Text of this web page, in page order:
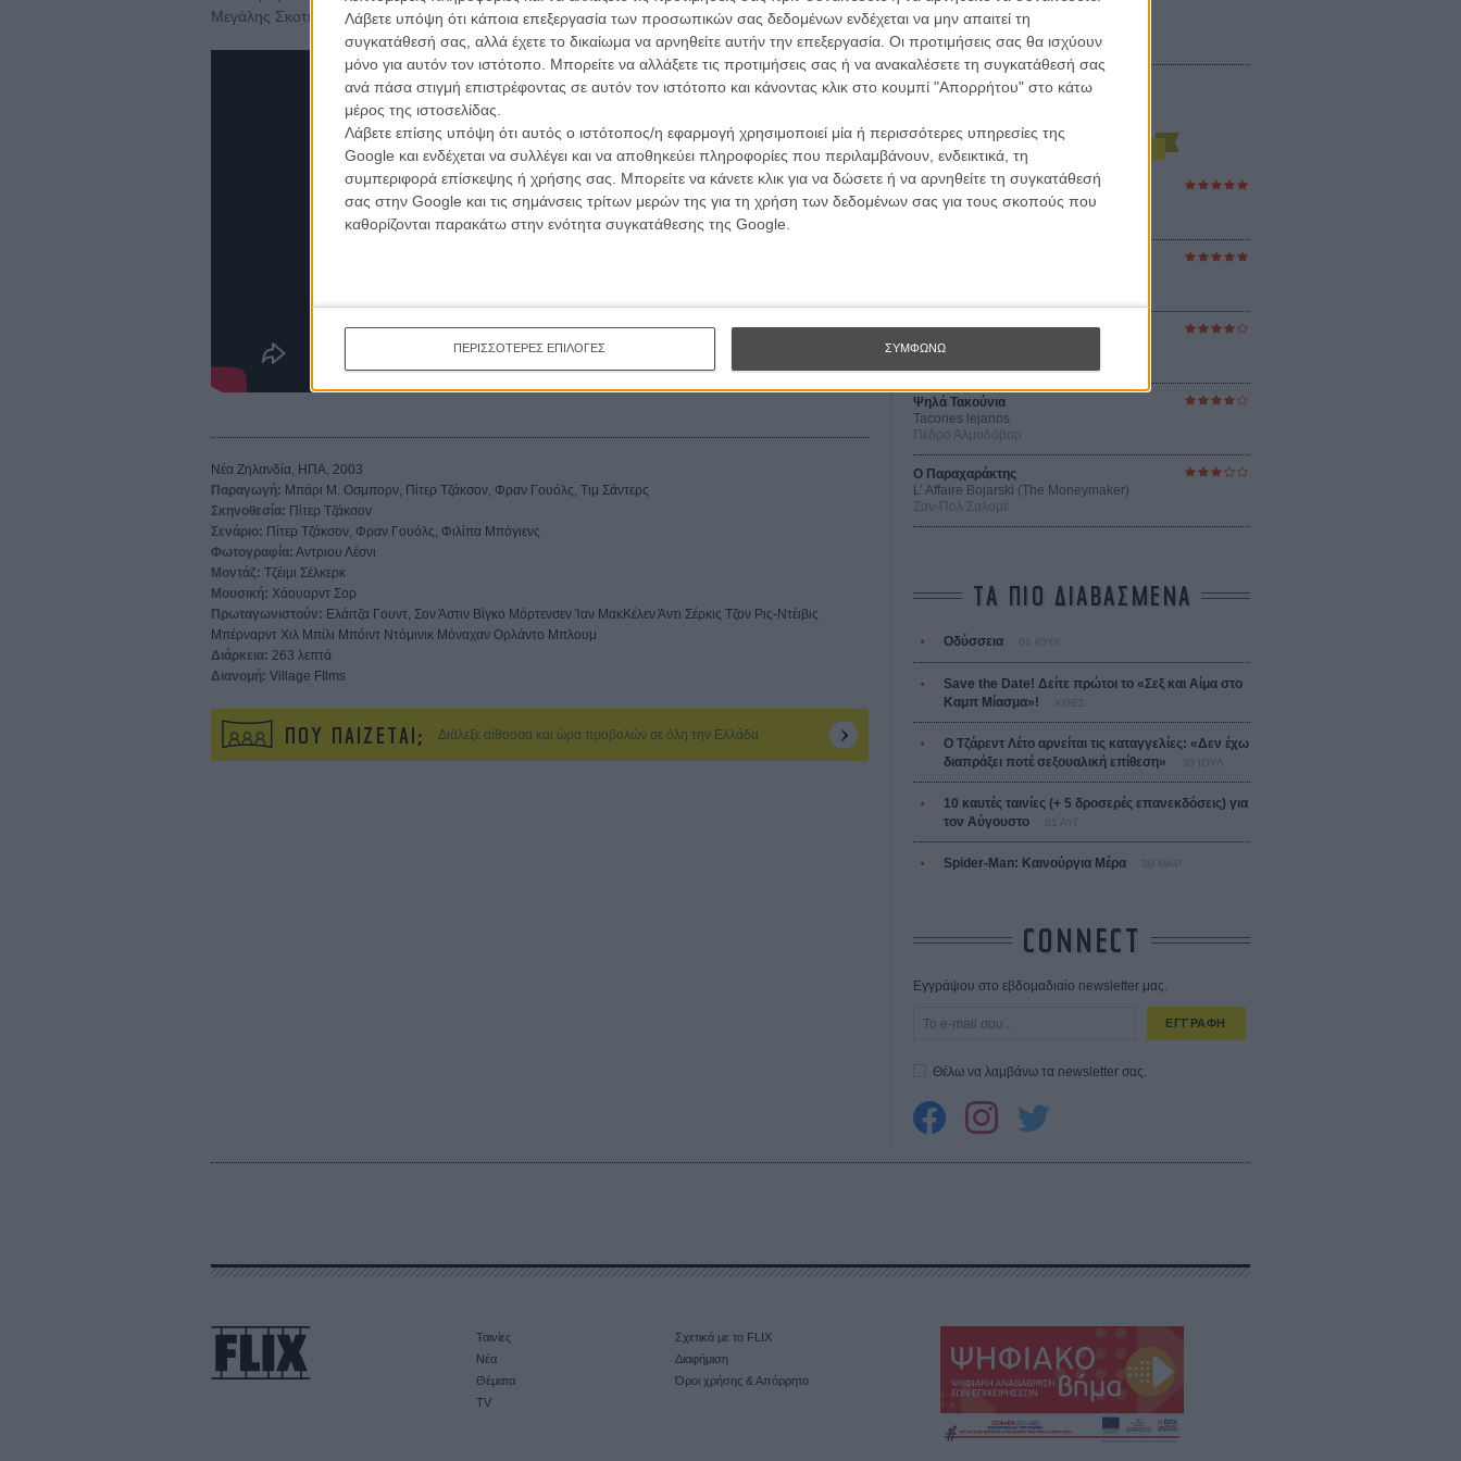
Λάβετε υπόψη ότι κάποια επεξεργασία των προσωπικών σας δεδομένων ενδέχεται να μην απαιτεί τη
συγκατάθεσή σας, αλλά έχετε το δικαίωμα να αρνηθείτε αυτήν την επεξεργασία. Οι προτιμήσεις σας θα ισχύουν
μόνο για αυτόν τον ιστότοπο. Μπορείτε να αλλάξετε τις προτιμήσεις σας ή να ανακαλέσετε τη συγκατάθεσή σας
ανά πάσα στιγμή επιστρέφοντας σε αυτόν τον ιστότοπο και κάνοντας κλικ στο κουμπί "Απορρήτου" στο κάτω
μέρος της ιστοσελίδας.
Λάβετε επίσης υπόψη ότι αυτός ο ιστότοπος/η εφαρμογή χρησιμοποιεί μία ή περισσότερες υπηρεσίες της
Google και ενδέχεται να συλλέγει και να αποθηκεύει πληροφορίες που περιλαμβάνουν, ενδεικτικά, τη
συμπεριφορά επίσκεψης ή χρήσης σας. Μπορείτε να κάνετε κλικ για να δώσετε ή να αρνηθείτε τη συγκατάθεσή
σας στην Google και τις σημάνσεις τρίτων μερών της για τη χρήση των δεδομένων σας για τους σκοπούς που
καθορίζονται παρακάτω στην ενότητα συγκατάθεσης της Google.
ΠΕΡΙΣΣΟΤΕΡΕΣ ΕΠΙΛΟΓΕΣ ΣΥΜΦΩΝΩ
Μεγάλης Σκοτεινιάς.
Νέα Ζηλανδία, ΗΠΑ, 2003
Παραγωγή: Μπάρι Μ. Οσμπορν, Πίτερ Τζάκσον, Φραν Γουόλς, Τιμ Σάντερς
Σκηνοθεσία: Πίτερ Τζάκσον
Σενάριο: Πίτερ Τζάκσον, Φραν Γουόλς, Φιλίπα Μπόγιενς
Φωτογραφία: Αντριου Λέσνι
Μοντάζ: Τζέιμι Σέλκερκ
Μουσική: Χάουαρντ Σορ
Πρωταγωνιστούν: Ελάιτζα Γουντ, Σον Άστιν Βίγκο Μόρτενσεν Ίαν ΜακΚέλεν Άντι Σέρκις Τζον Ρις-Ντέιβις
Μπέρναρντ Χιλ Μπίλι Μπόιντ Ντόμινικ Μόναχαν Ορλάντο Μπλουμ
Διάρκεια: 263 λεπτά
Διανομή: Village FIlms
ΠΟΥ ΠΑΙΖΕΤΑΙ; Διάλεξε αίθουσα και ώρα προβολών σε όλη την Ελλάδα
Οι Αρμονίες Βερκμάιστερ
Werckmeister Harmonies
Οδύσσεια
The Odyssey
Ψηλά Τακούνια
Tacones lejanos
Πέδρο Αλμοδόβαρ
Ο Παραχαράκτης
L’ Affaire Bojarski (The Moneymaker)
Ζαν-Πολ Σαλομέ
ΤΑ ΠΙΟ ΔΙΑΒΑΣΜΕΝΑ
Οδύσσεια
Save the Date! Δείτε πρώτοι το «Σεξ και Αίμα στο
Καμπ Μίασμα»!
ΧΘΕΣ
Ο Τζάρεντ Λέτο αρνείται τις καταγγελίες: «Δεν έχω
διαπράξει ποτέ σεξουαλική επίθεση»
10 καυτές ταινίες (+ 5 δροσερές επανεκδόσεις) για
τον Αύγουστο
Spider-Man: Καινούργια Μέρα 30 ΜΑΡ
CONNECT
Εγγράψου στο εβδομαδιαίο newsletter μας.
ΕΓΓΡΑΦΗ
Θέλω να λαμβάνω τα newsletter σας.
Ταινίες
Νέα
Θέματα
TV
Σχετικά με το FLIX
Διαφήμιση
Όροι χρήσης & Απόρρητο